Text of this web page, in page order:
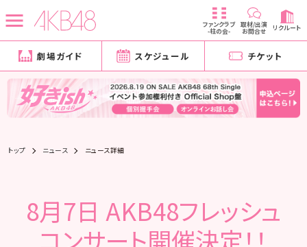
ファンクラブ
-柱の会-
取材/出演
お問合せ リクルート
劇場ガイド スケジュール チケット
トップ ニュース ニュース詳細
8月7日 AKB48フレッシュ
コンサート開催決定！！